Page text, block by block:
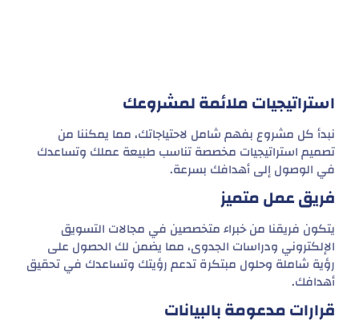
استراتيجيات ملائمة لمشروعك
نبدأ كل مشروع بفهم شامل لاحتياجاتك، مما يمكننا من
تصميم استراتيجيات مخصصة تناسب طبيعة عملك وتساعدك
في الوصول إلى أهدافك بسرعة.
فريق عمل متميز
يتكون فريقنا من خبراء متخصصين في مجالات التسويق
الإلكتروني ودراسات الجدوى، مما يضمن لك الحصول على
رؤية شاملة وحلول مبتكرة تدعم رؤيتك وتساعدك في تحقيق
أهدافك.
قرارات مدعومة بالبيانات